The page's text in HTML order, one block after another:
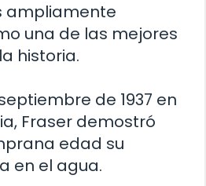
ampliamente
una de las mejores
historia.
de 1937 en
Fraser demostró
edad su
en el agua.